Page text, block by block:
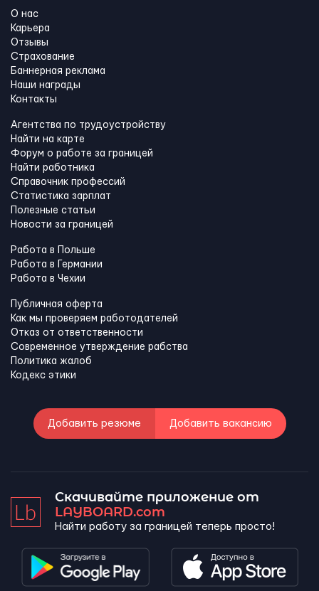
О нас
Карьера
Отзывы
Страхование
Баннерная реклама
Наши награды
Контакты
Агентства по трудоустройству
Найти на карте
Форум о работе за границей
Найти работника
Справочник профессий
Статистика зарплат
Полезные статьи
Новости за границей
Работа в Польше
Работа в Германии
Работа в Чехии
Публичная оферта
Как мы проверяем работодателей
Отказ от ответственности
Современное утверждение рабства
Политика жалоб
Кодекс этики
Добавить резюме Добавить вакансию
Скачивайте приложение от
LAYBOARD.com
Найти работу за границей теперь просто!